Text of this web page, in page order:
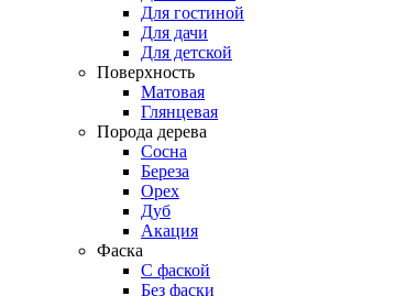
Для гостиной
Для дачи
Для детской
Поверхность
Матовая
Глянцевая
Порода дерева
Сосна
Береза
Орех
Дуб
Акация
Фаска
С фаской
Без фаски